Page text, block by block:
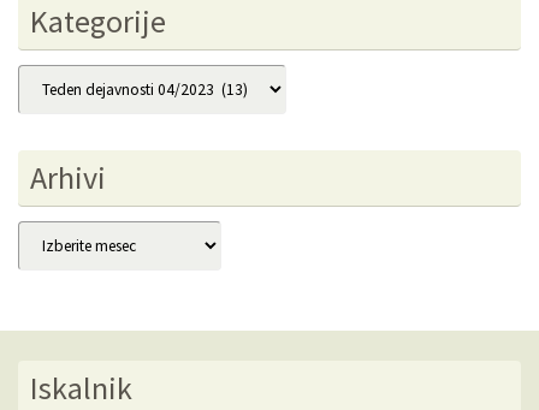
Kategorije
Kategorije
Arhivi
Arhivi
Iskalnik